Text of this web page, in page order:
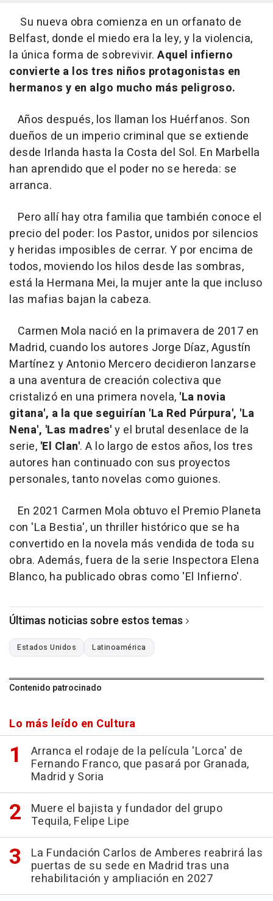
Su nueva obra comienza en un orfanato de
Belfast, donde el miedo era la ley, y la violencia,
la única forma de sobrevivir. Aquel infierno
convierte a los tres niños protagonistas en
hermanos y en algo mucho más peligroso.
Años después, los llaman los Huérfanos. Son
dueños de un imperio criminal que se extiende
desde Irlanda hasta la Costa del Sol. En Marbella
han aprendido que el poder no se hereda: se
arranca.
Pero allí hay otra familia que también conoce el
precio del poder: los Pastor, unidos por silencios
y heridas imposibles de cerrar. Y por encima de
todos, moviendo los hilos desde las sombras,
está la Hermana Mei, la mujer ante la que incluso
las mafias bajan la cabeza.
Carmen Mola nació en la primavera de 2017 en
Madrid, cuando los autores Jorge Díaz, Agustín
Martínez y Antonio Mercero decidieron lanzarse
a una aventura de creación colectiva que
cristalizó en una primera novela, 'La novia
gitana', a la que seguirían 'La Red Púrpura', 'La
Nena', 'Las madres'y el brutal desenlace de la
serie, 'El Clan'. A lo largo de estos años, los tres
autores han continuado con sus proyectos
personales, tanto novelas como guiones.
En 2021 Carmen Mola obtuvo el Premio Planeta
con 'La Bestia', un thriller histórico que se ha
convertido en la novela más vendida de toda su
obra. Además, fuera de la serie Inspectora Elena
Blanco, ha publicado obras como 'El Infierno'.
Últimas noticias sobre estos temas
Estados Unidos Latinoamérica
Contenido patrocinado
Lo más leído en Cultura
Arranca el rodaje de la película 'Lorca' de
Fernando Franco, que pasará por Granada,
Madrid y Soria
Muere el bajista y fundador del grupo
Tequila, Felipe Lipe
La Fundación Carlos de Amberes reabrirá las
puertas de su sede en Madrid tras una
rehabilitación y ampliación en 2027